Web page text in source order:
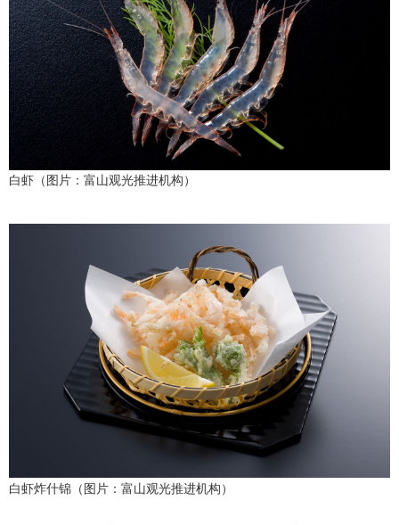
白虾（图片：富山观光推进机构）
白虾炸什锦（图片：富山观光推进机构）